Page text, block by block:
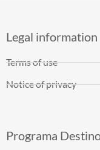
Legal information
Terms of use
Notice of privacy
Programa